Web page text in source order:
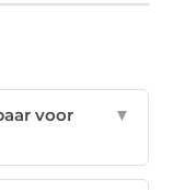
voor
▼